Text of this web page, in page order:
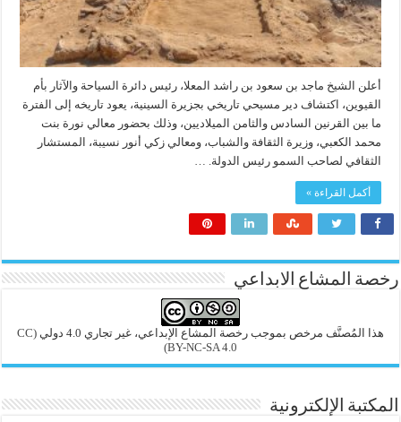
أعلن الشيخ ماجد بن سعود بن راشد المعلا، رئيس دائرة السياحة والآثار بأم
القيوين، اكتشاف دير مسيحي تاريخي بجزيرة السينية، يعود تاريخه إلى الفترة
ما بين القرنين السادس والثامن الميلاديين، وذلك بحضور معالي نورة بنت
محمد الكعبي، وزيرة الثقافة والشباب، ومعالي زكي أنور نسيبة، المستشار
الثقافي لصاحب السمو رئيس الدولة. …
أكمل القراءة »
رخصة المشاع الابداعي
هذا المُصنَّف مرخص بموجب رخصة المشاع الإبداعي، غير تجاري 4.0 دولي
(CC
BY-NC-SA 4.0)
المكتبة الإلكترونية